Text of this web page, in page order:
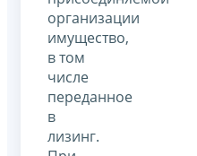
организации
имущество,
в том
числе
переданное
в
лизинг.